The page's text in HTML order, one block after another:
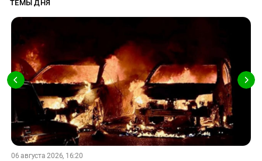
ТЕМЫ ДНЯ
06 августа 2026, 16:20